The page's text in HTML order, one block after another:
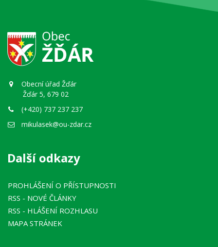
Obecní úřad Žďár
Žďár 5, 679 02
(+420) 737 237 237
mikulasek@ou-zdar.cz
Další odkazy
PROHLÁŠENÍ O PŘÍSTUPNOSTI
RSS - NOVÉ ČLÁNKY
RSS - HLÁŠENÍ ROZHLASU
MAPA STRÁNEK